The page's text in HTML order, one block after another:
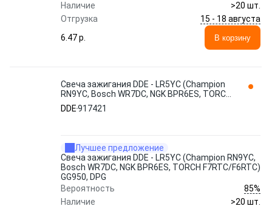
Наличие
>20 шт.
Отгрузка
15 - 18 августа
6.47 p.
В корзину
Свеча зажигания DDE - LR5YC (Champion
RN9YC, Bosch WR7DC, NGK BPR6ES, TORCH
F7RTC/F6RTC) GG950, DPG 917421
DDE917421
Лучшее предложение
Свеча зажигания DDE - LR5YC (Champion RN9YC,
Bosch WR7DC, NGK BPR6ES, TORCH F7RTC/F6RTC)
GG950, DPG
Вероятность
85%
Наличие
>20 шт.